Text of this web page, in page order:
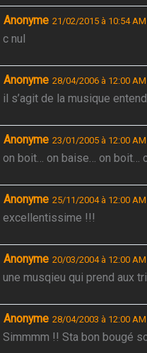
Anonyme 21/02/2015 à 10:54 AM
c nul
Anonyme 28/04/2006 à 12:00 AM
il s’agit de la musique
Anonyme 23/01/2005 à 12:00 AM
on boit… on baise… on boit…
Anonyme 25/11/2004 à 12:00 AM
excellentissime !!!
Anonyme 20/03/2004 à 12:00 AM
une musqieu qui prend aux
Anonyme 28/04/2003 à 12:00 AM
Simmmm !! Sta bon bougé